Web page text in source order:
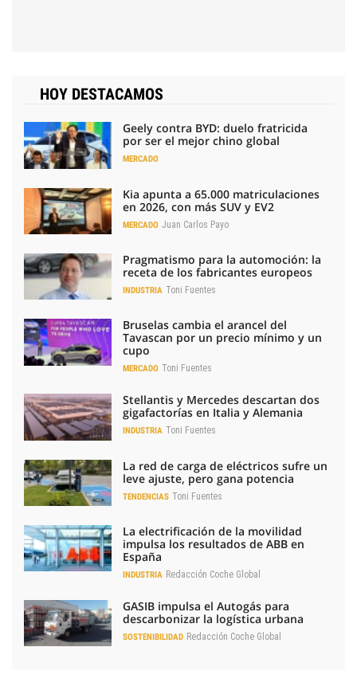
HOY DESTACAMOS
Geely contra BYD: duelo fratricida
por ser el mejor chino global
MERCADO
Kia apunta a 65.000 matriculaciones
en 2026, con más SUV y EV2
MERCADO Juan Carlos Payo
Pragmatismo para la automoción: la
receta de los fabricantes europeos
INDUSTRIA Toni Fuentes
Bruselas cambia el arancel del
Tavascan por un precio mínimo y un
cupo
MERCADO Toni Fuentes
Stellantis y Mercedes descartan dos
gigafactorías en Italia y Alemania
INDUSTRIA Toni Fuentes
La red de carga de eléctricos sufre un
leve ajuste, pero gana potencia
TENDENCIAS Toni Fuentes
La electrificación de la movilidad
impulsa los resultados de ABB en
España
INDUSTRIA Redacción Coche Global
GASIB impulsa el Autogás para
descarbonizar la logística urbana
SOSTENIBILIDAD Redacción Coche Global